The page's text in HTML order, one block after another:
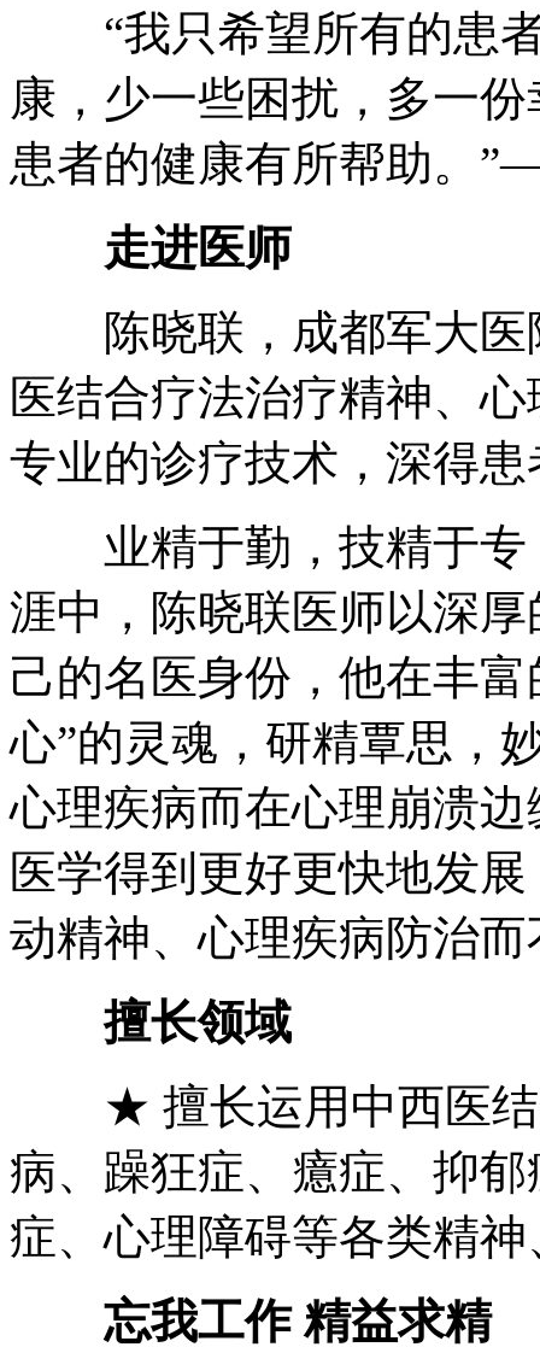
“我只希望所有的患者
康，少一些困扰，多一
患者的健康有所帮助。
走进医师
陈晓联，成都军大医
医结合疗法治疗精神、
专业的诊疗技术，深得
业精于勤，技精于专
涯中，陈晓联医师以深
己的名医身份，他在丰
心”的灵魂，研精覃思，
心理疾病而在心理崩溃
医学得到更好更快地发
动精神、心理疾病防治
擅长领域
★ 擅长运用中西医结
病、躁狂症、癔症、抑
症、心理障碍等各类精
忘我工作 精益求精